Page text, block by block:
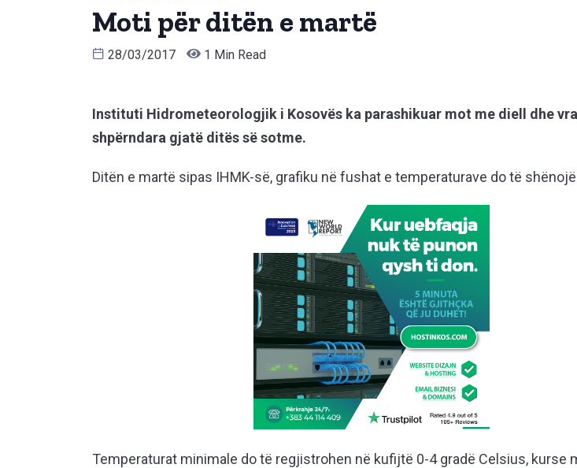
Moti për ditën e martë
28/03/2017 1 Min Read
Instituti Hidrometeorologjik i Kosovës ka parashikuar mot me diell dhe
shpërndara gjatë ditës së sotme.
Ditën e martë sipas IHMK-së, grafiku në fushat e temperaturave do të
Temperaturat minimale do të regjistrohen në kufijtë 0-4 gradë Celsius, kurse